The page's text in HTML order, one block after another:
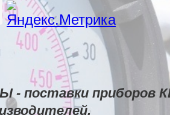
поставки приборов